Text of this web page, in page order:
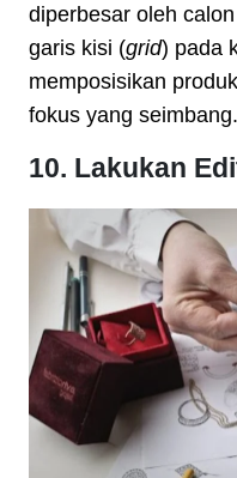
diperbesar oleh
garis kisi (grid) pada
memposisikan
fokus yang seimbang.
10. Lakukan